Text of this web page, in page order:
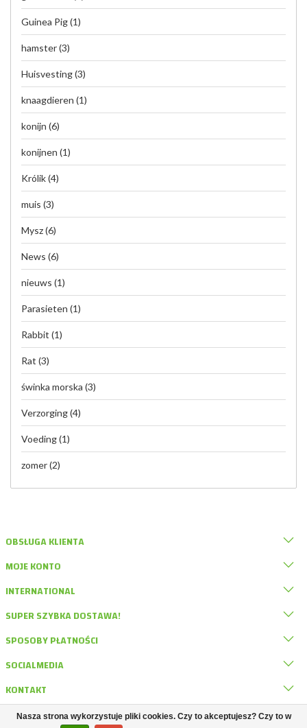
Guinea Pig(1)
hamster(3)
Huisvesting(3)
knaagdieren (1)
konijn (6)
konijnen (1)
Królik(4)
muis (3)
Mysz(6)
News (6)
nieuws (1)
Parasieten (1)
Rabbit (1)
Rat (3)
świnka morska (3)
Verzorging(4)
Voeding(1)
zomer(2)
OBSŁUGA KLIENTA
MOJE KONTO
INTERNATIONAL
SUPER SZYBKA DOSTAWA!
SPOSOBY PŁATNOŚCI
SOCIALMEDIA
KONTAKT
Nasza strona wykorzystuje pliki cookies. Czy to akceptujesz? Czy to w